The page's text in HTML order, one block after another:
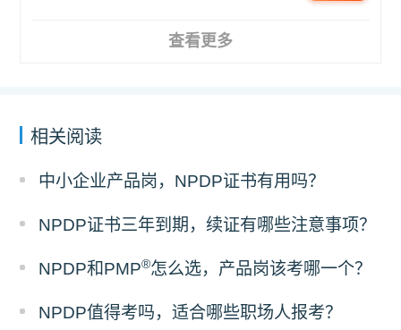
查看更多
相关阅读
中小企业产品岗，NPDP证书有用吗？
NPDP证书三年到期，续证有哪些注意事项？
NPDP和PMP®怎么选，产品岗该考哪一个？
NPDP值得考吗，适合哪些职场人报考？